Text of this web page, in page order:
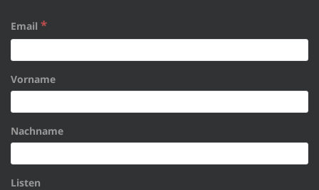
Email *
Vorname
Nachname
Listen